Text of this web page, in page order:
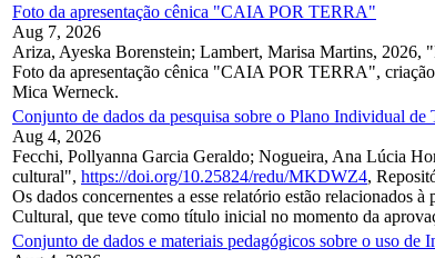
Foto da apresentação cênica "CAIA POR TERRA"
Aug 7, 2026
Ariza, Ayeska Borenstein; Lambert, Marisa Martins,
Foto da apresentação cênica "CAIA POR TERRA", criação
Mica Werneck.
Conjunto de dados da pesquisa sobre o Plano Individual
Aug 4, 2026
Fecchi, Pollyanna Garcia Geraldo; Nogueira, Ana Lúcia
cultural", https://doi.org/10.25824/redu/MKDWZ4,
Os dados concernentes a esse relatório estão
Cultural, que teve como título inicial no momento da
Conjunto de dados e materiais pedagógicos sobre o uso